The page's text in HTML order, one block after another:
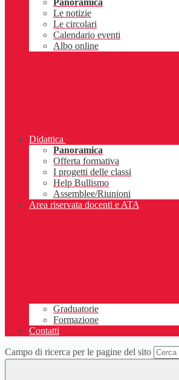
Panoramica
Le notizie
Le circolari
Calendario eventi
Albo online
Didattica
Panoramica
Offerta formativa
I progetti delle classi
Help Bullismo
Assemblee/Riunioni
Area riservata docenti e ATA
Graduatorie
Formazione
Contatti
Campo di ricerca per le pagine del sito